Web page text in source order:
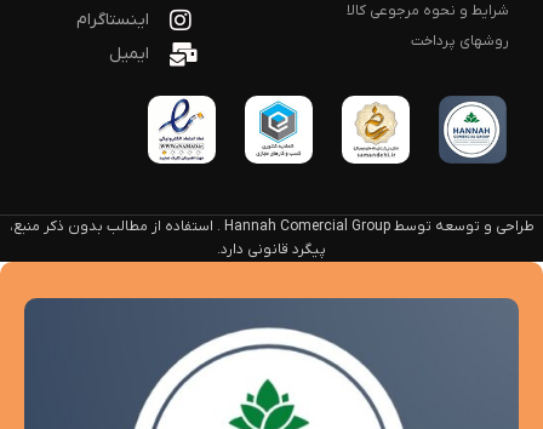
شرایط و نحوه مرجوعی کالا
روشهای پرداخت
اینستاگرام
ایمیل
طراحی و توسعه توسط Hannah Comercial Group . استفاده از مطالب بدون ذکر منبع،
پیگرد قانونی دارد.